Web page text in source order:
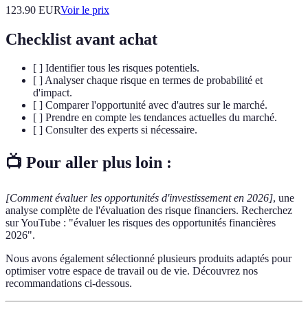
123.90 EURVoir le prix
Checklist avant achat
[ ] Identifier tous les risques potentiels.
[ ] Analyser chaque risque en termes de probabilité et
d'impact.
[ ] Comparer l'opportunité avec d'autres sur le marché.
[ ] Prendre en compte les tendances actuelles du marché.
[ ] Consulter des experts si nécessaire.
📺 Pour aller plus loin :
[Comment évaluer les opportunités d'investissement en 2026], une
analyse complète de l'évaluation des risque financiers. Recherchez
sur YouTube : "évaluer les risques des opportunités financières
2026".
Nous avons également sélectionné plusieurs produits adaptés pour
optimiser votre espace de travail ou de vie. Découvrez nos
recommandations ci-dessous.